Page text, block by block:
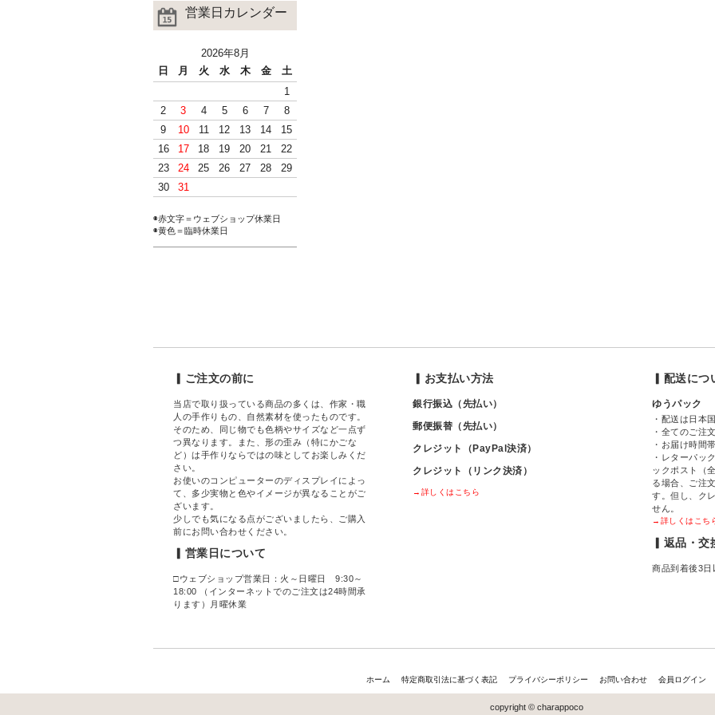
営業日カレンダー
2026年8月
日
月 火 水 木 金
土
1
2
3 4 5 6 7
8
9
10 11 12 13 14
15
16
17 18 19 20 21
22
23
24 25 26 27 28
29
30
31
◉赤文字＝ウェブショップ休業日
◉黄色＝臨時休業日
▎ご注文の前に
当店で取り扱っている商品の多くは、作家・職
人の手作りもの、自然素材を使ったものです。
そのため、同じ物でも色柄やサイズなど一点ず
つ異なります。また、形の歪み（特にかごな
ど）は手作りならではの味としてお楽しみくだ
さい。
お使いのコンピューターのディスプレイによっ
て、多少実物と色やイメージが異なることがご
ざいます。
少しでも気になる点がございましたら、ご購入
前にお問い合わせください。
▎営業日について
□ウェブショップ営業日：火～日曜日 9:30～
18:00 （インターネットでのご注文は24時間承
ります）月曜休業
▎お支払い方法
銀行振込（先払い）
郵便振替（先払い）
クレジット（PayPal決済）
クレジット（リンク決済）
→詳しくはこちら
▎配送につ
ゆうパック
・配送は日本
・全てのご注
・お届け時間
・レターパッ
ックポスト（
る場合、ご注
す。但し、ク
せん。
→詳しくはこち
▎返品・交
商品到着後3日
ホーム 特定商取引法に基づく表記 プライバシーポリシー お問い合わせ 会員ログイン
copyright © charappoco